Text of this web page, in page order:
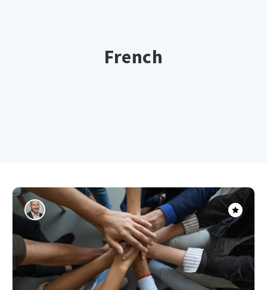
French